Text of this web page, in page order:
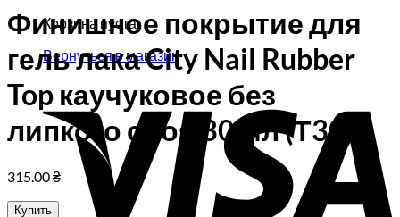
Корзина пуста.
Вернуться в магазин
Финишное покрытие для
гель лака City Nail Rubber
Top каучуковое без
липкого слоя 30 мл (Т30)
315.00₴
Купить